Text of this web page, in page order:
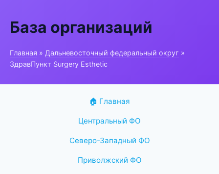
База организаций
Главная » Дальневосточный федеральный округ »
ЗдравПункт Surgery Esthetic
🏠 Главная
Центральный ФО
Северо-Западный ФО
Приволжский ФО